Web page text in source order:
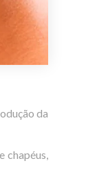
da
chapéus,